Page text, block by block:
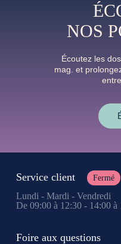
NOS
Écoutez les
mag. et
Service client Fermé
Lundi - Mardi - Vendredi
De 09:00 à 12:30 - 14:00 à
Foire aux questions